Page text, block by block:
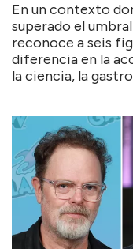
En un contexto
superado el
reconoce a seis
diferencia en la
la ciencia, la